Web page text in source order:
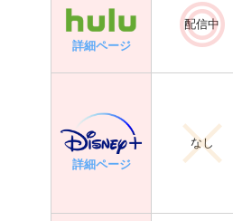
詳細ページ
配信中
詳細ページ
なし